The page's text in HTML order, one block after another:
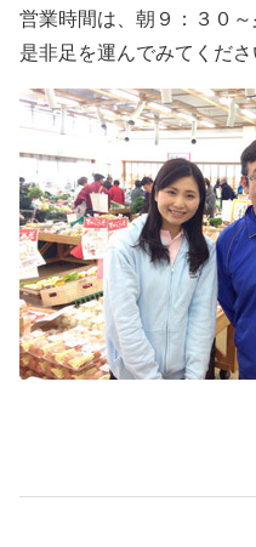
営業時間は、朝９：３０～
是非足を運んでみてくださ